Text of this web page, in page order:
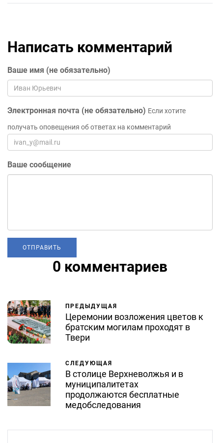
Написать комментарий
Ваше имя (не обязательно)
Электронная почта (не обязательно) Если хотите
получать оповещения об ответах на комментарий
Ваше сообщение
0 комментариев
ПРЕДЫДУЩАЯ
Церемонии возложения цветов к
братским могилам проходят в
Твери
СЛЕДУЮЩАЯ
В столице Верхневолжья и в
муниципалитетах
продолжаются бесплатные
медобследования